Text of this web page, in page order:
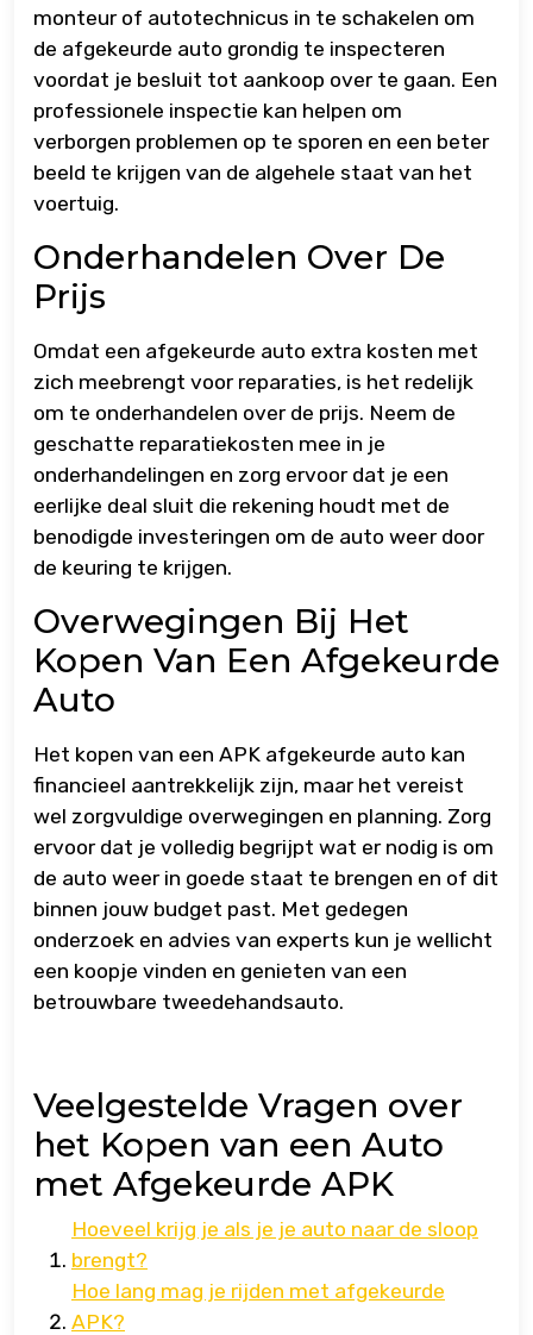
monteur of autotechnicus in te schakelen om
de afgekeurde auto grondig te inspecteren
voordat je besluit tot aankoop over te gaan. Een
professionele inspectie kan helpen om
verborgen problemen op te sporen en een beter
beeld te krijgen van de algehele staat van het
voertuig.
Onderhandelen Over De
Prijs
Omdat een afgekeurde auto extra kosten met
zich meebrengt voor reparaties, is het redelijk
om te onderhandelen over de prijs. Neem de
geschatte reparatiekosten mee in je
onderhandelingen en zorg ervoor dat je een
eerlijke deal sluit die rekening houdt met de
benodigde investeringen om de auto weer door
de keuring te krijgen.
Overwegingen Bij Het
Kopen Van Een Afgekeurde
Auto
Het kopen van een APK afgekeurde auto kan
financieel aantrekkelijk zijn, maar het vereist
wel zorgvuldige overwegingen en planning. Zorg
ervoor dat je volledig begrijpt wat er nodig is om
de auto weer in goede staat te brengen en of dit
binnen jouw budget past. Met gedegen
onderzoek en advies van experts kun je wellicht
een koopje vinden en genieten van een
betrouwbare tweedehandsauto.
Veelgestelde Vragen over
het Kopen van een Auto
met Afgekeurde APK
Hoeveel krijg je als je je auto naar de sloop
brengt?
Hoe lang mag je rijden met afgekeurde
APK?